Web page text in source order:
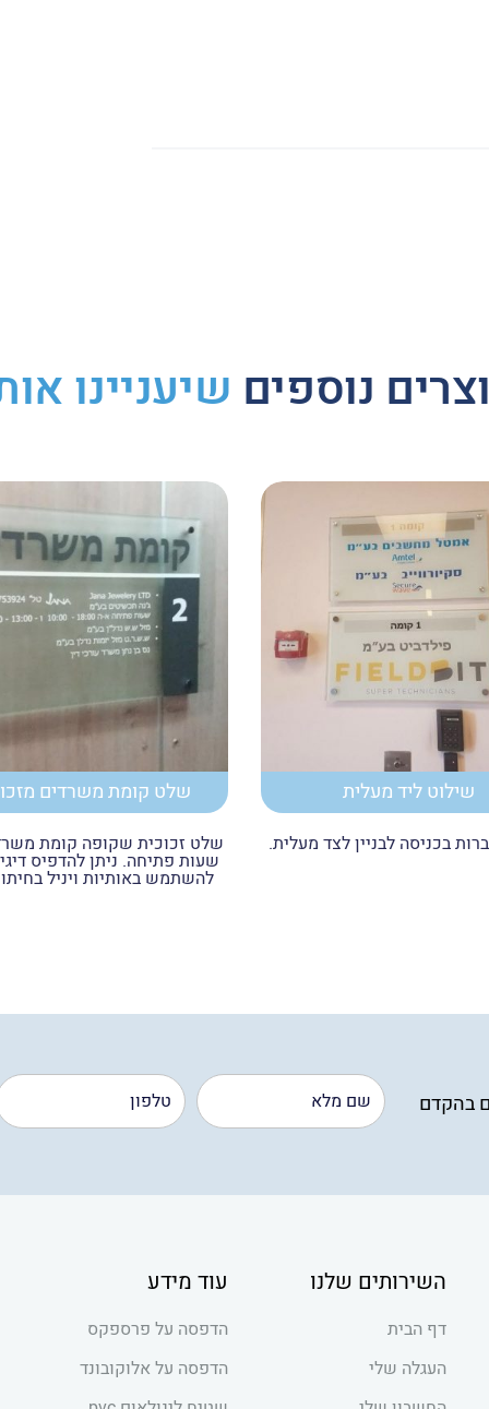
נוספים שיעניינו
שילוט ליד מעלית
בכניסה לבניין לצד מעלית.
שלט קומת משרדים
שלט זכוכית שקופה קומת
שעות פתיחה. ניתן להדפיס
להשתמש באותיות ויניל
בהקדם
השירותים שלנו
דף הבית
העגלה שלי
עוד מידע
הדפסה על פרספקס
הדפסה על אלוקובונד